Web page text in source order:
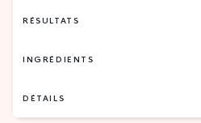
RÉSULTATS
INGRÉDIENTS
DÉTAILS